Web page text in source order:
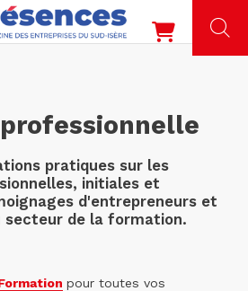
pratiques sur les
initiales et
d'entrepreneurs et
secteur de la formation.
pour toutes vos